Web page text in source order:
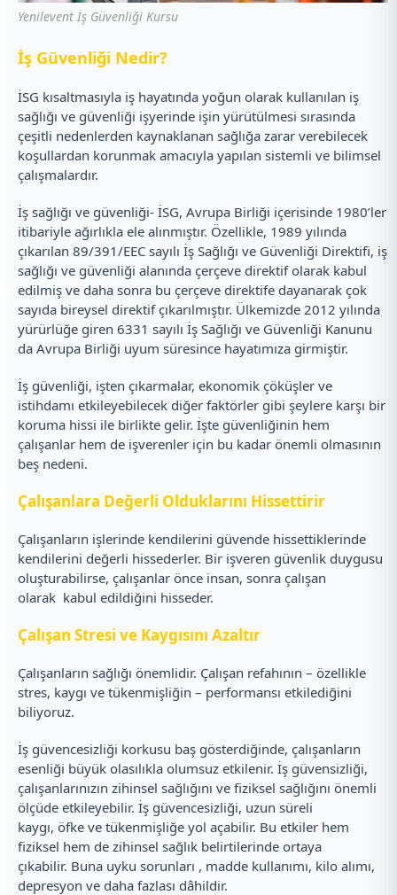
Yenilevent İş Güvenliği Kursu
İş Güvenliği Nedir?
İSG kısaltmasıyla iş hayatında yoğun olarak kullanılan iş
sağlığı ve güvenliği işyerinde işin yürütülmesi sırasında
çeşitli nedenlerden kaynaklanan sağlığa zarar verebilecek
koşullardan korunmak amacıyla yapılan sistemli ve bilimsel
çalışmalardır.
İş sağlığı ve güvenliği- İSG, Avrupa Birliği içerisinde 1980’ler
itibariyle ağırlıkla ele alınmıştır. Özellikle, 1989 yılında
çıkarılan 89/391/EEC sayılı İş Sağlığı ve Güvenliği Direktifi, iş
sağlığı ve güvenliği alanında çerçeve direktif olarak kabul
edilmiş ve daha sonra bu çerçeve direktife dayanarak çok
sayıda bireysel direktif çıkarılmıştır. Ülkemizde 2012 yılında
yürürlüğe giren 6331 sayılı İş Sağlığı ve Güvenliği Kanunu
da Avrupa Birliği uyum süresince hayatımıza girmiştir.
İş güvenliği, işten çıkarmalar, ekonomik çöküşler ve
istihdamı etkileyebilecek diğer faktörler gibi şeylere karşı bir
koruma hissi ile birlikte gelir. İşte güvenliğinin hem
çalışanlar hem de işverenler için bu kadar önemli olmasının
beş nedeni.
Çalışanlara Değerli Olduklarını Hissettirir
Çalışanların işlerinde kendilerini güvende hissettiklerinde
kendilerini değerli hissederler. Bir işveren güvenlik duygusu
oluşturabilirse, çalışanlar önce insan, sonra çalışan
olarak kabul edildiğini hisseder.
Çalışan Stresi ve Kaygısını Azaltır
Çalışanların sağlığı önemlidir. Çalışan refahının – özellikle
stres, kaygı ve tükenmişliğin – performansı etkilediğini
biliyoruz.
İş güvencesizliği korkusu baş gösterdiğinde, çalışanların
esenliği büyük olasılıkla olumsuz etkilenir. İş güvensizliği,
çalışanlarınızın zihinsel sağlığını ve fiziksel sağlığını önemli
ölçüde etkileyebilir. İş güvencesizliği, uzun süreli
kaygı, öfke ve tükenmişliğe yol açabilir. Bu etkiler hem
fiziksel hem de zihinsel sağlık belirtilerinde ortaya
çıkabilir. Buna uyku sorunları , madde kullanımı, kilo alımı,
depresyon ve daha fazlası dâhildir.